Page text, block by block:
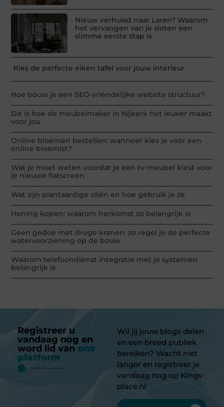
Nieuw verhuisd naar Laren? Waarom
het vervangen van je sloten een
slimme eerste stap is
Kies de perfecte eiken tafel voor jouw interieur
Hoe bouw je een SEO-vriendelijke website structuur?
Dit is hoe de meubelmaker in Nijkerk het leuker maakt
voor jou
Online bloemen bestellen: wanneer kies je voor een
online bloemist?
Wat je moet weten voordat je een tv-meubel kiest voor
je nieuwe flatscreen
Wat zijn plantaardige oliën en hoe gebruik je ze
Honing kopen: waarom herkomst zo belangrijk is
Geen gedoe met droge kranen: zo regel je de perfecte
watervoorziening op de bouw
Waarom telefoondienst integratie met je systemen
belangrijk is
Registreer u
vandaag nog en
word lid van ons
platform
Wil jij jouw blogs delen
en een breed publiek
bereiken? Wacht niet
langer en registreer je
vandaag nog op Kings-
place.nl